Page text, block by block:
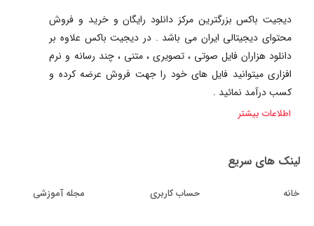
دیجیت باکس بزرگترین مرکز دانلود رایگان و خرید و فروش
محتوای دیجیتالی ایران می باشد . در دیجیت باکس علاوه بر
دانلود هزاران فایل صوتی ، تصویری ، متنی ، چند رسانه و نرم
افزاری میتوانید فایل های خود را جهت فروش عرضه کرده و
کسب درآمد نمائید .
اطلاعات بیشتر
لینک های سریع
خانه حساب کاربری مجله آموزشی